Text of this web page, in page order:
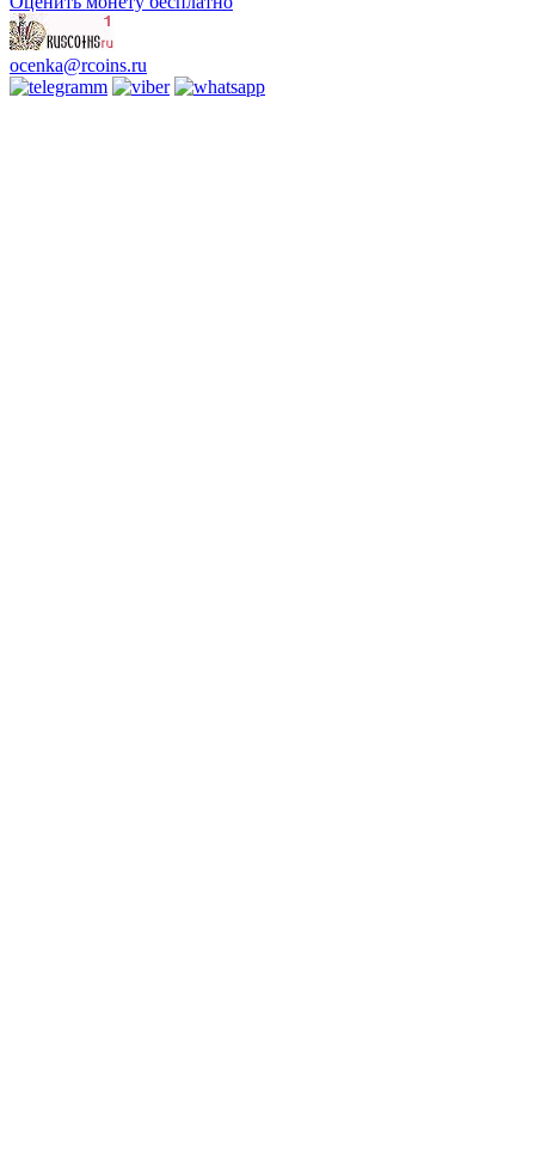
ocenka@rcoins.ru